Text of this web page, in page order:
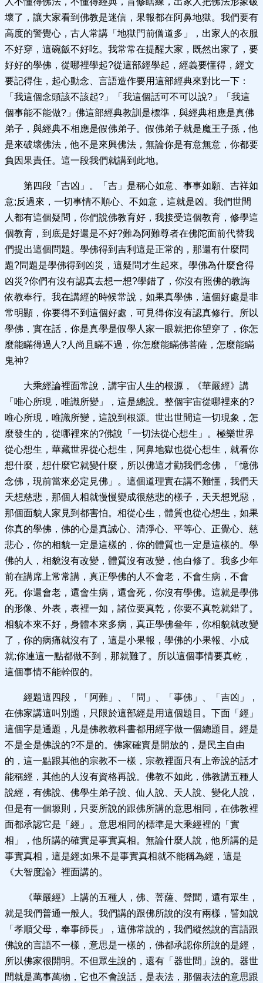
壞了，讓大家看到佛教是迷信，果報都在阿鼻地獄。我們要有
高度的警覺心，古人常講「地獄門前僧道多」，出家人的衣服
不好穿，這碗飯不好吃。我常常在提醒大家，既然出家了，要
好好的學佛，從哪裡學起?從這部經學起，經義要懂得，經文
要記得住，起心動念、言語造作要用這部經典來對比一下：
「我這個念頭該不該起?」「我這個話可不可以說?」「我這
個事能不能做?」佛這部經典教訓是標準，與經典相應是真佛
弟子，與經典不相應是假佛弟子。假佛弟子就是魔王子孫，他
是來破壞佛法，他不是來興佛法，無論你是有意無意，你都要
負因果責任。這一段我們就講到此地。
第四段「吉凶」。「吉」是稱心如意、事事如願、吉祥如
意;反過來，一切事情不順心、不如意，這就是凶。我們世間
人都有這個疑問，你們說佛教育好，我接受這個教育，修學這
個教育，到底是好還是不好?難為阿難尊者在佛陀面前代替我
們提出這個問題。學佛得到吉利這是正常的，那還有什麼問
題?問題是學佛得到凶災，這疑問才生起來。學佛為什麼會得
凶災?你們有沒有認真去想一想?學錯了，你沒有照佛的教誨
依教奉行。我在講經的時候常說，如果真學佛，這個好處是非
常明顯，你要得不到這個好處，可見得你沒有認真修行。所以
學佛，實在話，你是真學是假學人家一眼就把你望穿了，你怎
麼能瞞得過人?人尚且瞞不過，你怎麼能瞞佛菩薩，怎麼能瞞
鬼神?
大乘經論裡面常說，講宇宙人生的根源，《華嚴經》講
「唯心所現，唯識所變」，這是總說。整個宇宙從哪裡來的?
唯心所現，唯識所變，這說到根源。世出世間這一切現象，怎
麼發生的，從哪裡來的?佛說「一切法從心想生」。極樂世界
從心想生，華藏世界從心想生，阿鼻地獄也從心想生，就看你
想什麼，想什麼它就變什麼，所以佛這才勸我們念佛，「憶佛
念佛，現前當來必定見佛」。這個道理實在講不難懂，我們天
天想慈悲，那個人相就慢慢變成很慈悲的樣子，天天想兇惡，
那個面貌人家見到都害怕。相從心生，體質也從心想生，如果
你真的學佛，佛的心是真誠心、清淨心、平等心、正覺心、慈
悲心，你的相貌一定是這樣的，你的體質也一定是這樣的。學
佛的人，相貌沒有改變，體質沒有改變，他白修了。我多少年
前在講席上常常講，真正學佛的人不會老，不會生病，不會
死。你還會老，還會生病，還會死，你沒有學佛。這就是學佛
的形像、外表，表裡一如，諸位要真乾，你要不真乾就錯了。
相貌本來不好，身體本來多病，真正學佛叄年，你相貌就改變
了，你的病痛就沒有了，這是小果報，學佛的小果報、小成
就;你連這一點都做不到，那就難了。所以這個事情要真乾，
這個事情不能幹假的。
經題這四段，「阿難」、「問」、「事佛」、「吉凶」，
在佛家講這叫別題，只限於這部經是用這個題目。下面「經」
這個字是通題，凡是佛教教科書都用經字做一個總題目。經是
不是全是佛說的?不是的。佛家確實是開放的，是民主自由
的，這一點跟其他的宗教不一樣，宗教裡面只有上帝說的話才
能稱經，其他的人沒有資格再說。佛教不如此，佛教講五種人
說經，有佛說、佛學生弟子說、仙人說、天人說、變化人說，
但是有一個塬則，只要所說的跟佛所講的意思相同，在佛教裡
面都承認它是「經」。意思相同的標準是大乘經裡的「實
相」，他所講的確實是事實真相。無論什麼人說，他所講的是
事實真相，這是經;如果不是事實真相就不能稱為經，這是
《大智度論》裡面講的。
《華嚴經》上講的五種人，佛、菩薩、聲聞，還有眾生，
就是我們普通一般人。我們講的跟佛所說的沒有兩樣，譬如說
「孝順父母，奉事師長」，這佛常說的，我們縱然說的言語跟
佛說的言語不一樣，意思是一樣的，佛都承認你所說的是經，
所以佛家很開明。不但眾生說的，還有「器世間」說的。器世
間就是萬事萬物，它也不會說話，是表法，那個表法的意思跟